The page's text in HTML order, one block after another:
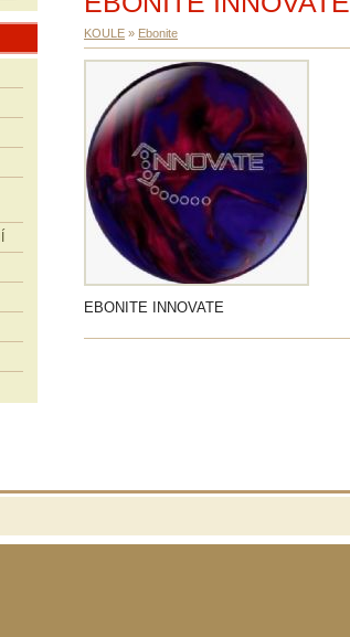
KOULE » Ebonite
EBONITE INNOVATE